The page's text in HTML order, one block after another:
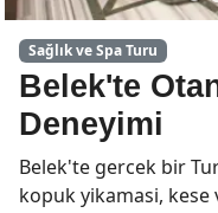
Sağlık ve Spa Turu
Belek'te
Deneyimi
Belek'te gercek bir
kopuk yikamasi, kese